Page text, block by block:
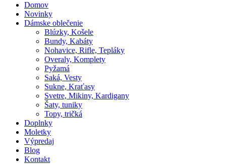
Domov
Novinky
Dámske oblečenie
Blúzky, Košele
Bundy, Kabáty
Nohavice, Rifle, Tepláky
Overaly, Komplety
Pyžamá
Saká, Vesty
Sukne, Kraťasy
Svetre, Mikiny, Kardigany
Šaty, tuniky
Topy, tričká
Doplnky
Moletky
Výpredaj
Blog
Kontakt